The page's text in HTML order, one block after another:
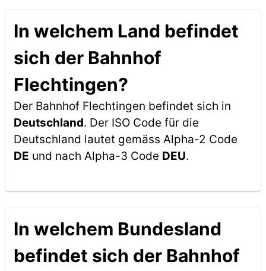
In welchem Land befindet
sich der Bahnhof
Flechtingen?
Der Bahnhof Flechtingen befindet sich in
Deutschland. Der ISO Code für die
Deutschland lautet gemäss Alpha-2 Code
DE und nach Alpha-3 Code DEU.
In welchem Bundesland
befindet sich der Bahnhof